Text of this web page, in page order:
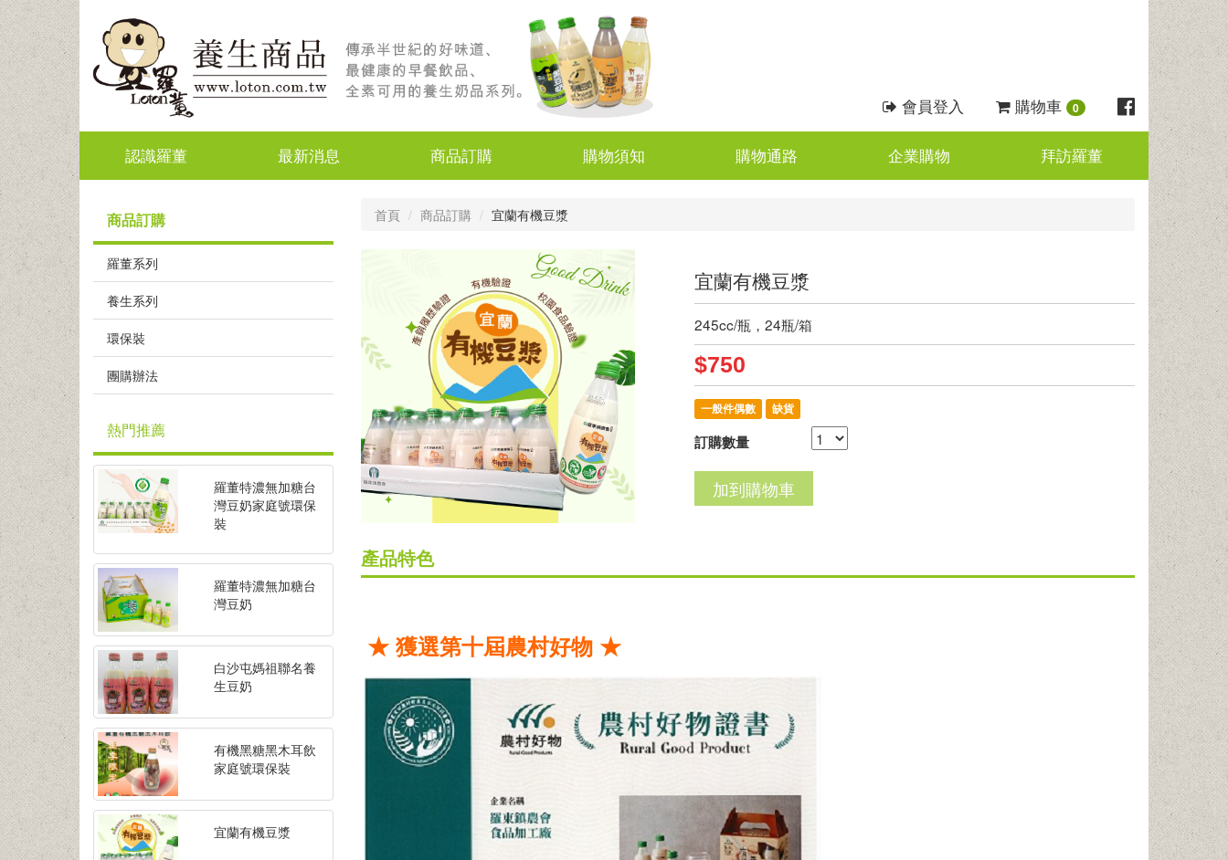
會員登入 購物車 0
認識羅董 最新消息 商品訂購 購物須知 購物通路 企業購物 拜訪羅董
商品訂購
羅董系列
養生系列
環保裝
團購辦法
熱門推薦
羅董特濃無加糖台
灣豆奶家庭號環保
裝
羅董特濃無加糖台
灣豆奶
白沙屯媽祖聯名養
生豆奶
有機黑糖黑木耳飲
家庭號環保裝
宜蘭有機豆漿
首頁 商品訂購 宜蘭有機豆漿
宜蘭有機豆漿
245cc/瓶，24瓶/箱
$750
一般件偶數 缺貨
訂購數量
產品特色
★ 獲選第十屆農村好物 ★